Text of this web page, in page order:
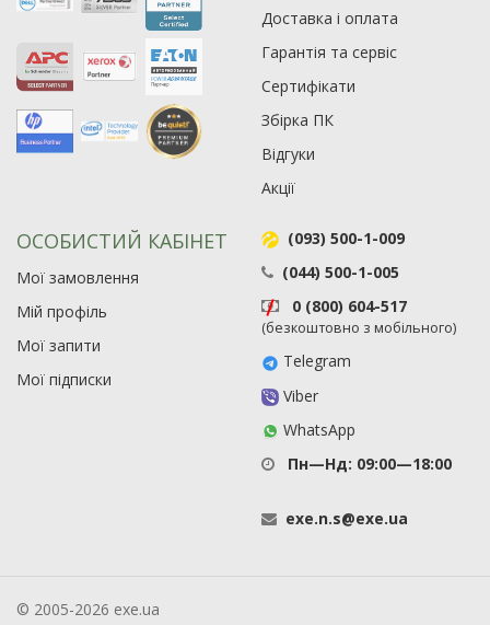
Доставка і оплата
Гарантія та сервіс
Сертифікати
Збірка ПК
Відгуки
Акції
ОСОБИСТИЙ КАБІНЕТ
Мої замовлення
Мій профіль
Мої запити
Мої підписки
(093) 500-1-009
(044) 500-1-005
0 (800) 604-517
(безкоштовно з мобільного)
Telegram
Viber
WhatsApp
Пн—Нд: 09:00—18:00
exe.n.s@exe.ua
© 2005-2026 exe.ua